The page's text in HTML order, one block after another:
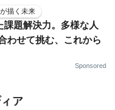
描く未来
課題解決力。多様な人
わせて挑む、これから
Sponsored